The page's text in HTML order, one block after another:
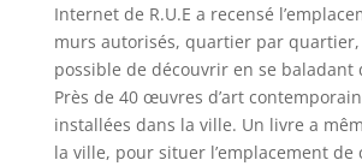
Internet de R.U.E a recensé
murs autorisés, quartier par quartier,
possible de découvrir en se baladant
Près de 40 œuvres d’art
installées dans la ville. Un livre a
la ville, pour situer l’emplacement de